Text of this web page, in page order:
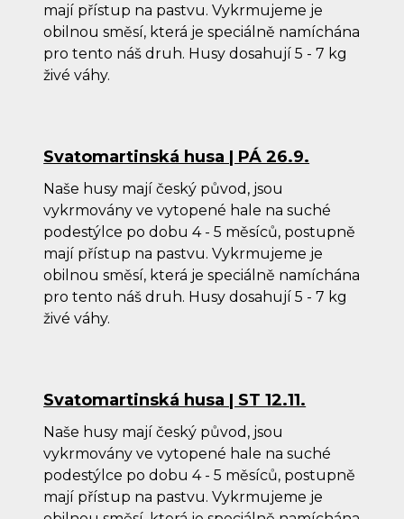
mají přístup na pastvu. Vykrmujeme je
obilnou směsí, která je speciálně namíchána
pro tento náš druh. Husy dosahují 5 - 7 kg
živé váhy.
Svatomartinská husa | PÁ 26.9.
Naše husy mají český původ, jsou
vykrmovány ve vytopené hale na suché
podestýlce po dobu 4 - 5 měsíců, postupně
mají přístup na pastvu. Vykrmujeme je
obilnou směsí, která je speciálně namíchána
pro tento náš druh. Husy dosahují 5 - 7 kg
živé váhy.
Svatomartinská husa | ST 12.11.
Naše husy mají český původ, jsou
vykrmovány ve vytopené hale na suché
podestýlce po dobu 4 - 5 měsíců, postupně
mají přístup na pastvu. Vykrmujeme je